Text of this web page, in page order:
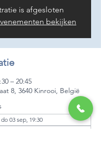
is afgesloten
bekijken
– 20:45
8, 3640 Kinrooi, België
do 03 sep, 19:30